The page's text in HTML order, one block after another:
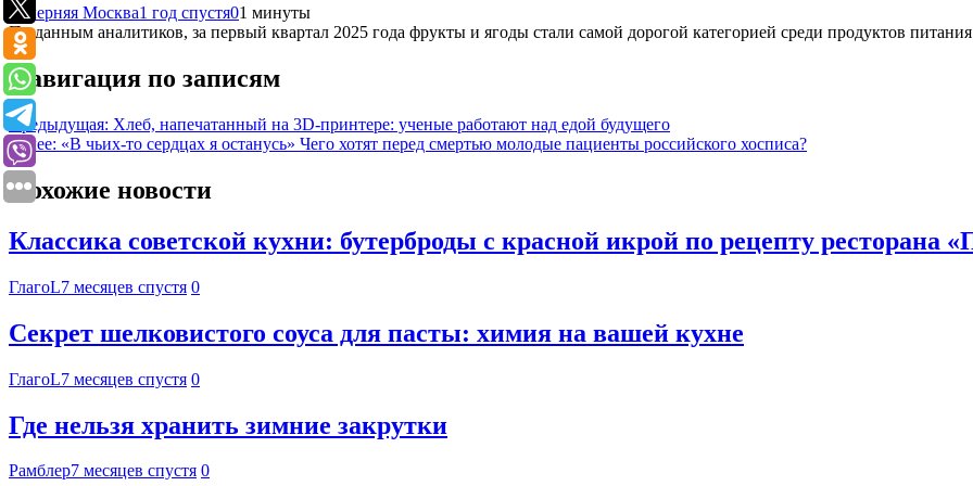
Вечерняя Москва1 год спустя01 минуты
По данным аналитиков, за первый квартал 2025 года фрукты и ягоды стали самой дорогой категорией среди продуктов
Навигация по записям
Предыдущая: Хлеб, напечатанный на 3D-принтере: ученые работают над едой будущего
Далее: «В чьих-то сердцах я останусь» Чего хотят перед смертью молодые пациенты российского хосписа?
Похожие новости
Классика советской кухни: бутерброды с красной икрой по рецепту ресторана
ГлагоL7 месяцев спустя 0
Секрет шелковистого соуса для пасты: химия на вашей кухне
ГлагоL7 месяцев спустя 0
Где нельзя хранить зимние закрутки
Рамблер7 месяцев спустя 0